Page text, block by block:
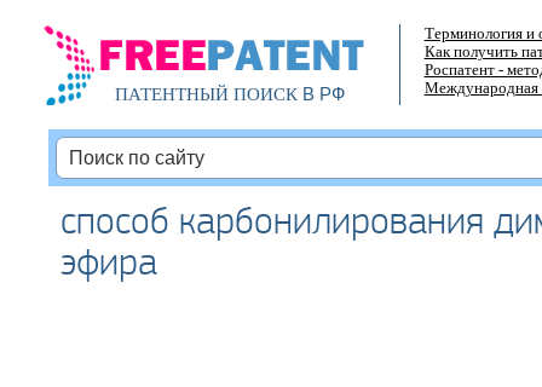
ПАТЕНТНЫЙ ПОИСКВ РФ
Терминология и
Как получить
Роспатент -
Международная
способ карбонилирования
эфира